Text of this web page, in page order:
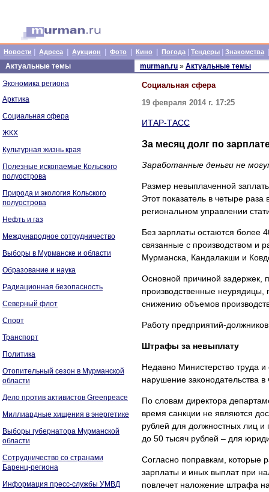
Новости Адреса Аукцион Фото Кино Погода Тендеры Знакомства
Актуальные темы
Экономика региона
Арктика
Социальная сфера
ЖКХ
Культурная жизнь края
Полезные ископаемые Кольского
полуострова
Природа и экология Кольского
полуострова
Нефть и газ
Международное сотрудничество
Выборы в Мурманске и области
Образование и наука
Радиационная безопасность
Северный флот
Спорт
Транспорт
Политика
Отопительный сезон в Мурманской
области
Дело против активистов Greenpeace
Миллиардные хищения в энергетике
Выборы губернатора Мурманской
области
Сотрудничество со странами
Баренц-региона
Информация пресс-службы УМВД
murman.ru » Актуальные темы
Социальная сфера
19 февраля 2014 г. 17:25
ИТАР-ТАСС
За месяц долг по
Заработанные деньги не
Размер невыплаченной
Этот показатель в четыре
региональном управлении
Без зарплаты остаются более
связанные с производством и
Мурманска, Кандалакши и
Основной причиной задержек,
производственные неурядицы,
снижению объемов
Работу предприятий-
Штрафы за невыплату
Недавно Министерство труда
нарушение законодательства в
По словам директора
время санкции не являются
рублей для должностных лиц
до 50 тысяч рублей – для
Согласно поправкам, которые
зарплаты и иных выплат при
повлечет наложение штрафа